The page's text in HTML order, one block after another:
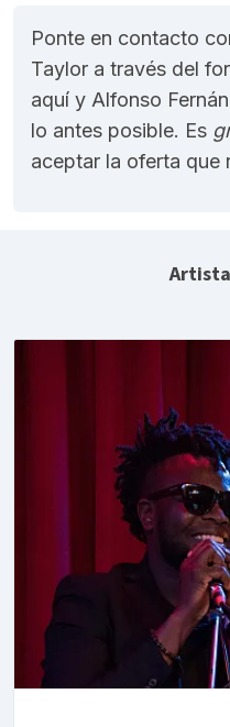
Ponte en contacto
Taylor a través del
aquí y Alfonso
lo antes posible. Es
aceptar la oferta que